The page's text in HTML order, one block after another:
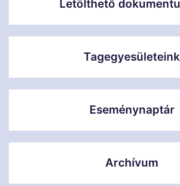
Letölthető
Tagegyesületeink
Eseménynaptár
Archívum